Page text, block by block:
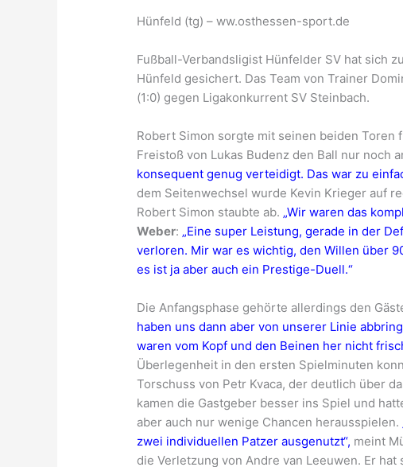
Hünfeld (tg) – ww.osthessen-sport.de
Fußball-Verbandsligist Hünfelder SV hat sich
Hünfeld gesichert. Das Team von Trainer
(1:0) gegen Ligakonkurrent SV Steinbach.
Robert Simon sorgte mit seinen beiden Toren
Freistoß von Lukas Budenz den Ball nur noch
konsequent genug verteidigt. Das war zu
dem Seitenwechsel wurde Kevin Krieger auf
Robert Simon staubte ab. „Wir waren das
Weber: „Eine super Leistung, gerade in der
verloren. Mir war es wichtig, den Willen über
es ist ja aber auch ein Prestige-Duell.“
Die Anfangsphase gehörte allerdings den
haben uns dann aber von unserer Linie
waren vom Kopf und den Beinen her nicht
Überlegenheit in den ersten Spielminuten
Torschuss von Petr Kvaca, der deutlich über
kamen die Gastgeber besser ins Spiel und
aber auch nur wenige Chancen herausspielen.
zwei individuellen Patzer ausgenutzt“, meint
die Verletzung von Andre van Leeuwen. Er